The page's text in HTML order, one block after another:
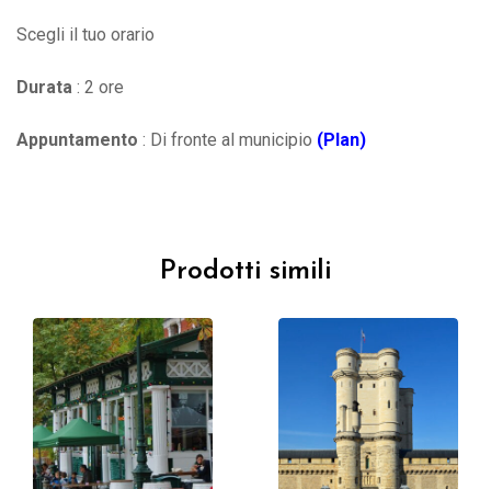
Scegli il tuo orario
Durata : 2 ore
Appuntamento : Di fronte al municipio (Plan)
Prodotti simili